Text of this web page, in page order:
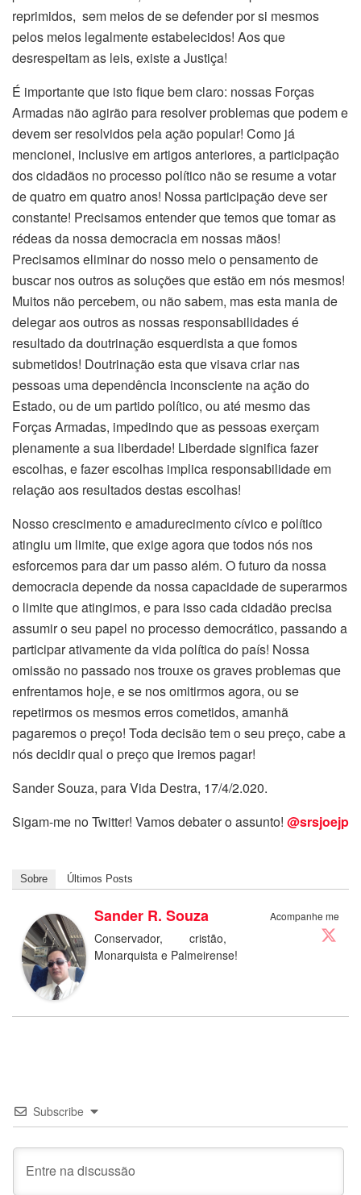
reprimidos, sem meios de se defender por si mesmos
pelos meios legalmente estabelecidos! Aos que
desrespeitam as leis, existe a Justiça!
É importante que isto fique bem claro: nossas Forças
Armadas não agirão para resolver problemas que podem e
devem ser resolvidos pela ação popular! Como já
mencionei, inclusive em artigos anteriores, a participação
dos cidadãos no processo político não se resume a votar
de quatro em quatro anos! Nossa participação deve ser
constante! Precisamos entender que temos que tomar as
rédeas da nossa democracia em nossas mãos!
Precisamos eliminar do nosso meio o pensamento de
buscar nos outros as soluções que estão em nós mesmos!
Muitos não percebem, ou não sabem, mas esta mania de
delegar aos outros as nossas responsabilidades é
resultado da doutrinação esquerdista a que fomos
submetidos! Doutrinação esta que visava criar nas
pessoas uma dependência inconsciente na ação do
Estado, ou de um partido político, ou até mesmo das
Forças Armadas, impedindo que as pessoas exerçam
plenamente a sua liberdade! Liberdade significa fazer
escolhas, e fazer escolhas implica responsabilidade em
relação aos resultados destas escolhas!
Nosso crescimento e amadurecimento cívico e político
atingiu um limite, que exige agora que todos nós nos
esforcemos para dar um passo além. O futuro da nossa
democracia depende da nossa capacidade de superarmos
o limite que atingimos, e para isso cada cidadão precisa
assumir o seu papel no processo democrático, passando a
participar ativamente da vida política do país! Nossa
omissão no passado nos trouxe os graves problemas que
enfrentamos hoje, e se nos omitirmos agora, ou se
repetirmos os mesmos erros cometidos, amanhã
pagaremos o preço! Toda decisão tem o seu preço, cabe a
nós decidir qual o preço que iremos pagar!
Sander Souza, para Vida Destra, 17/4/2.020.
Sigam-me no Twitter! Vamos debater o assunto! @srsjoejp
Sobre Últimos Posts
Acompanhe me
Sander R. Souza
Conservador, cristão,
Monarquista e Palmeirense!
Subscribe